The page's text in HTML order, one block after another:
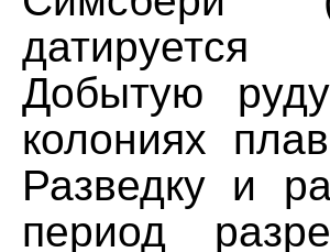
Добытую
колониях
Разведку и
период